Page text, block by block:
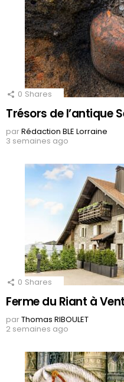
0 Shares
Trésors de l’antique
parRédaction BLE Lorraine
3 semaines ago
0 Shares
Ferme du Riant à
parThomas RIBOULET
2 semaines ago